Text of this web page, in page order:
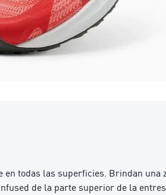
todas las superficies. Brindan una
de la parte superior de la